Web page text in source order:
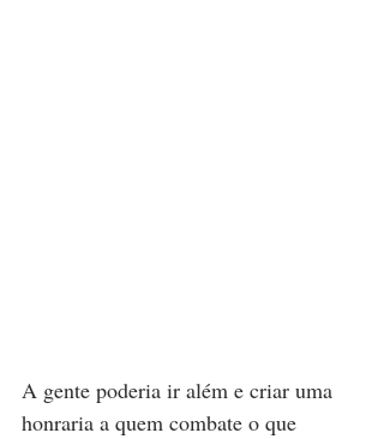
A gente poderia ir além e criar uma
honraria a quem combate o que